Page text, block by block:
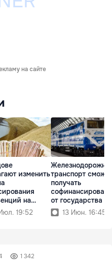
на сайте
изменить
на
рынке
19:52
транспорт
получать
от государства
13 Июн. 16:45
1 342